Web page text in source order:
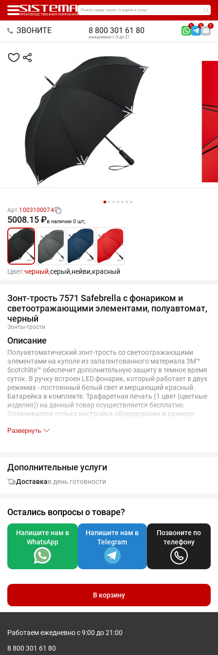
Поиск среди тысяч товаров и услуг
ЗВОНИТЕ 8 800 301 61 80
1 2 3
ежедневно с 9 до 21
Арт.1003100074
5008.15 ₽в наличии 0 шт,
Цвет:черный,серый,нейви,красный
Зонт-трость 7571 Safebrella с фонариком и
светоотражающими элементами, полуавтомат,
черный
Зонты-трости
Описание
Полуавтоматический зонт-трость со светоотражающими
элементами на куполе из запатентованного материала 3M™
Scotchlite™ обеспечит дополнительную защиту в темное время
суток. В ручку встроен LED фонарик, который работает в двух
режимах - постоянный белый свет и мерцающий красный.
Батарейка в комплекте. Трафаретная печать (1 цвет (цветные
изделия)) на данный товар осуществляется бесплатно.
Оплачивается только настройка оборудования в размере
Развернуть
Дополнительные услуги
Доставкав день готовности
Остались вопросы о товаре?
Напишите нам в
WhatsApp
Напишите нам в
Telegram
Позвоните по
телефону
В корзину
Работаем ежедневно с 9:00 до 21:00
8 800 301 61 80